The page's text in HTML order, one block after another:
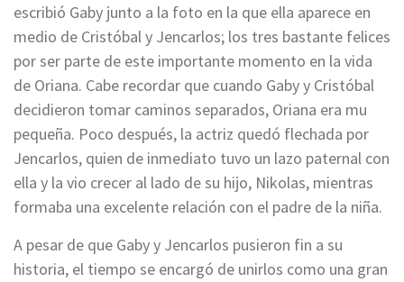
escribió Gaby junto a la foto en la que ella aparece en
medio de Cristóbal y Jencarlos; los tres bastante felices
por ser parte de este importante momento en la vida
de Oriana. Cabe recordar que cuando Gaby y Cristóbal
decidieron tomar caminos separados, Oriana era mu
pequeña. Poco después, la actriz quedó flechada por
Jencarlos, quien de inmediato tuvo un lazo paternal con
ella y la vio crecer al lado de su hijo, Nikolas, mientras
formaba una excelente relación con el padre de la niña.
A pesar de que Gaby y Jencarlos pusieron fin a su
historia, el tiempo se encargó de unirlos como una gran